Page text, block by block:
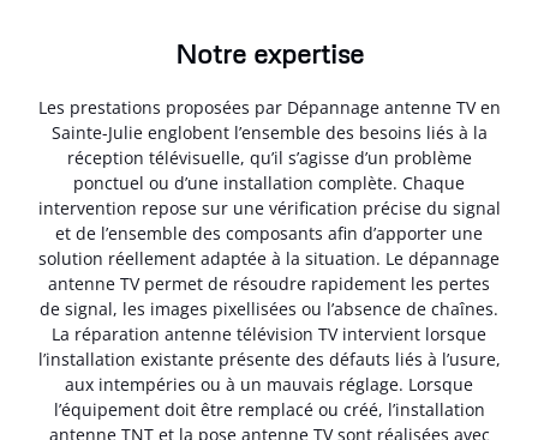
Notre expertise
Les prestations proposées par Dépannage antenne TV en
Sainte-Julie englobent l’ensemble des besoins liés à la
réception télévisuelle, qu’il s’agisse d’un problème
ponctuel ou d’une installation complète. Chaque
intervention repose sur une vérification précise du signal
et de l’ensemble des composants afin d’apporter une
solution réellement adaptée à la situation. Le dépannage
antenne TV permet de résoudre rapidement les pertes
de signal, les images pixellisées ou l’absence de chaînes.
La réparation antenne télévision TV intervient lorsque
l’installation existante présente des défauts liés à l’usure,
aux intempéries ou à un mauvais réglage. Lorsque
l’équipement doit être remplacé ou créé, l’installation
antenne TNT et la pose antenne TV sont réalisées avec